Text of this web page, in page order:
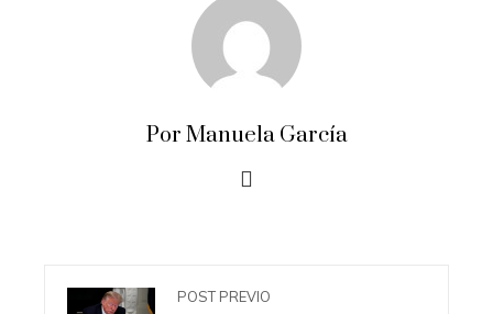
Por Manuela García
POST PREVIO